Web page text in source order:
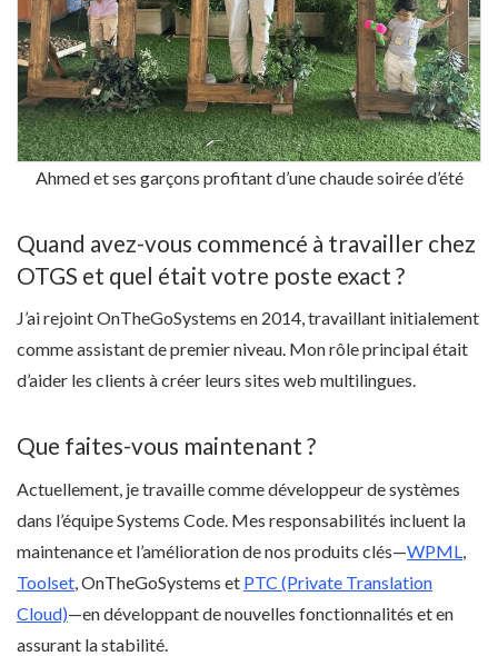
Ahmed et ses garçons profitant d’une chaude soirée d’été
Quand avez-vous commencé à travailler chez
OTGS et quel était votre poste exact ?
J’ai rejoint OnTheGoSystems en 2014, travaillant initialement
comme assistant de premier niveau. Mon rôle principal était
d’aider les clients à créer leurs sites web multilingues.
Que faites-vous maintenant ?
Actuellement, je travaille comme développeur de systèmes
dans l’équipe Systems Code. Mes responsabilités incluent la
maintenance et l’amélioration de nos produits clés—WPML
Toolset , OnTheGoSystems et PTC (Private Translation
Cloud)—en développant de nouvelles fonctionnalités et en
assurant la stabilité.